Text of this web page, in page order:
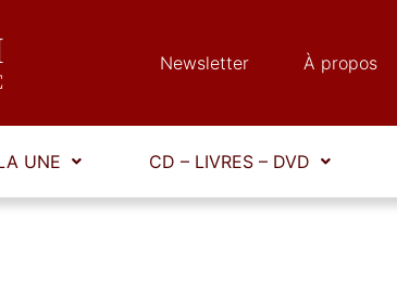
Newsletter À propos
UNE CD – LIVRES – DVD